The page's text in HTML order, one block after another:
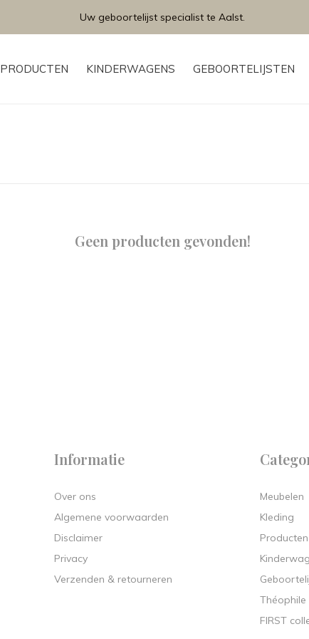
PRODUCTEN KINDERWAGENS GEBOORTELIJSTEN
Geen producten gevonden!
Informatie
Over ons
Algemene voorwaarden
Disclaimer
Privacy
Verzenden & retourneren
Meubelen
Kleding
Producten
FIRST